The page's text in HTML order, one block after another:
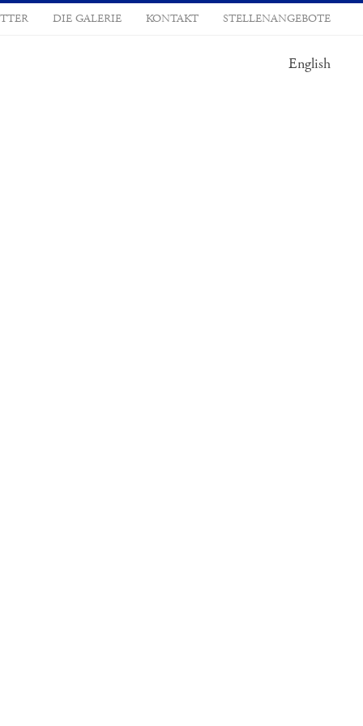
DIE GALERIE KONTAKT STELLENANGEBOTE
English